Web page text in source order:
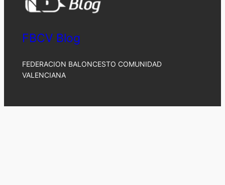
FBCV Blog
FEDERACION BALONCESTO COMUNIDAD
VALENCIANA